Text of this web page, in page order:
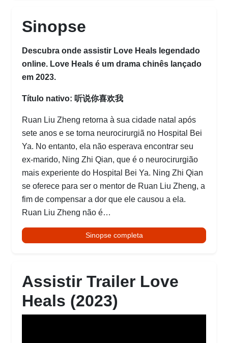
Sinopse
Descubra onde assistir Love Heals legendado
online. Love Heals é um drama chinês lançado
em 2023.
Título nativo: 听说你喜欢我
Ruan Liu Zheng retorna à sua cidade natal após
sete anos e se torna neurocirurgiã no Hospital Bei
Ya. No entanto, ela não esperava encontrar seu
ex-marido, Ning Zhi Qian, que é o neurocirurgião
mais experiente do Hospital Bei Ya. Ning Zhi Qian
se oferece para ser o mentor de Ruan Liu Zheng, a
fim de compensar a dor que ele causou a ela.
Ruan Liu Zheng não é…
Sinopse completa
Assistir Trailer Love
Heals (2023)